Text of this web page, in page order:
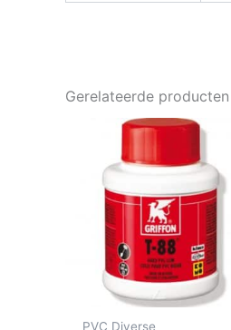
Gerelateerde producten
PVC Diverse